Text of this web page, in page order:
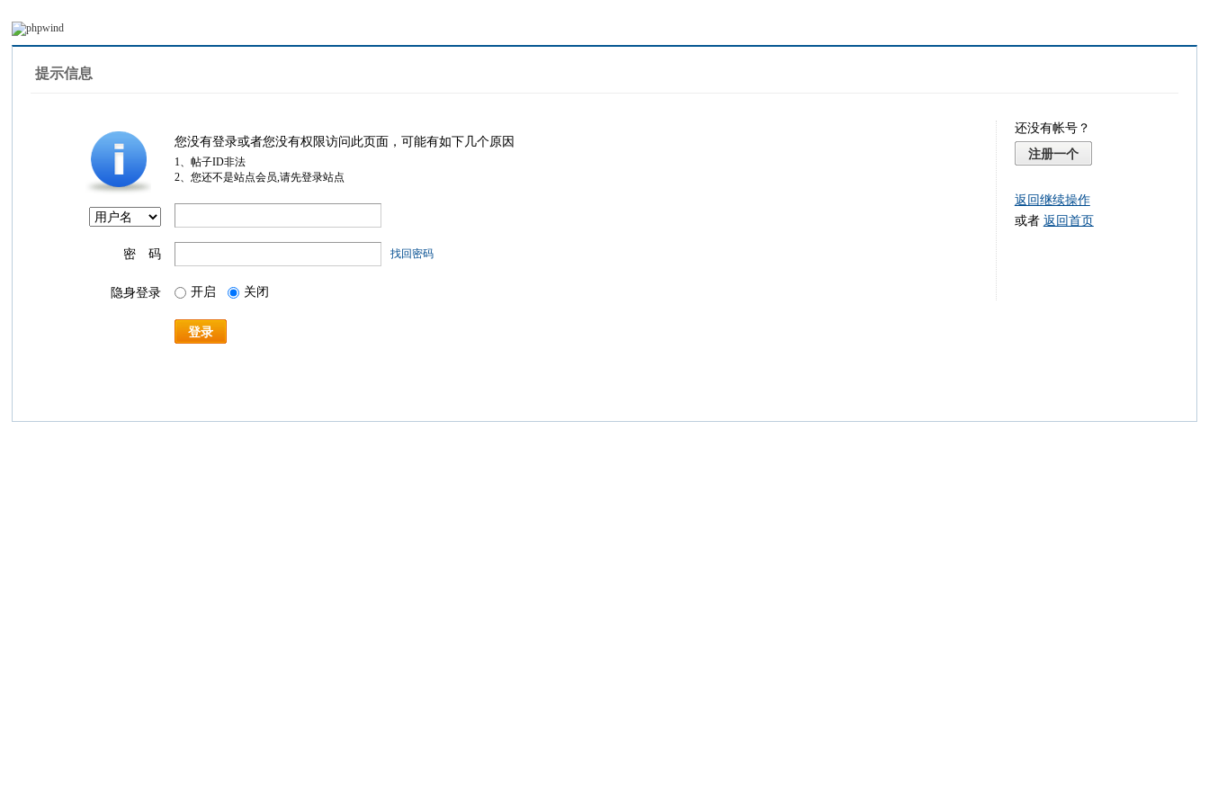
提示信息
您没有登录或者您没有权限访问此页面，可能有如下几个原因
1、帖子ID非法
2、您还不是站点会员,请先登录站点
密 码 找回密码
隐身登录 开启 关闭
登录
还没有帐号？
注册一个
返回继续操作
或者 返回首页